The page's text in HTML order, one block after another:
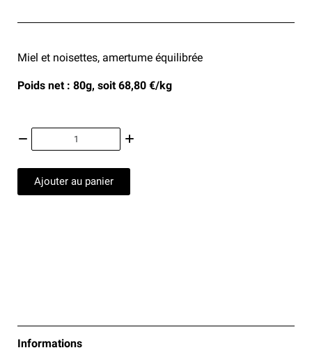
Miel et noisettes, amertume équilibrée
Poids net : 80g, soit 68,80 €/kg
Ajouter au panier
Informations